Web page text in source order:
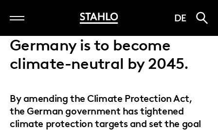
to
content
DE
Germany is to become
climate-neutral by 2045.
By amending the Climate Protection Act,
the German government has tightened
climate protection targets and set the goal